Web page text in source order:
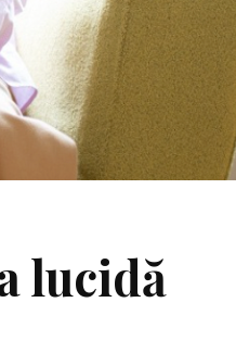
lucidă